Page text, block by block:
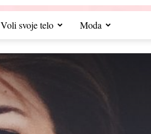
Voli svoje telo Moda